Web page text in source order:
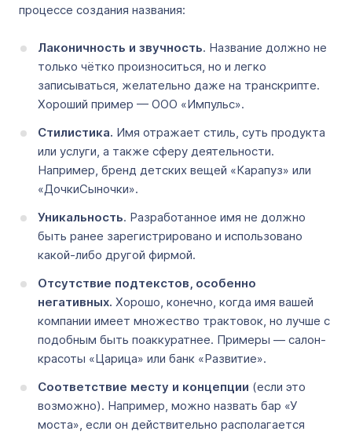
процессе создания названия:
Лаконичность и звучность. Название должно не
только чётко произноситься, но и легко
записываться, желательно даже на транскрипте.
Хороший пример — ООО «Импульс».
Стилистика. Имя отражает стиль, суть продукта
или услуги, а также сферу деятельности.
Например, бренд детских вещей «Карапуз» или
«ДочкиСыночки».
Уникальность. Разработанное имя не должно
быть ранее зарегистрировано и использовано
какой-либо другой фирмой.
Отсутствие подтекстов, особенно
негативных. Хорошо, конечно, когда имя вашей
компании имеет множество трактовок, но лучше с
подобным быть поаккуратнее. Примеры — салон-
красоты «Царица» или банк «Развитие».
Соответствие месту и концепции (если это
возможно). Например, можно назвать бар «У
моста», если он действительно располагается